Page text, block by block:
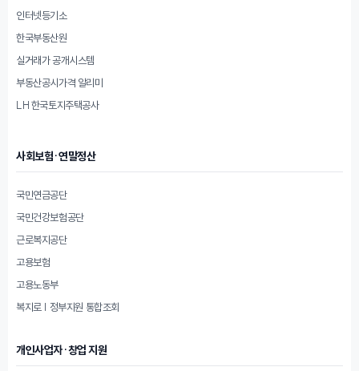
인터넷등기소
한국부동산원
실거래가 공개시스템
부동산공시가격 알리미
LH 한국토지주택공사
사회보험·연말정산
국민연금공단
국민건강보험공단
근로복지공단
고용보험
고용노동부
복지로 | 정부지원 통합조회
개인사업자·창업 지원